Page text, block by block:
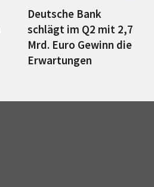
Deutsche Bank
schlägt im Q2 mit 2,7
Mrd. Euro Gewinn die
Erwartungen